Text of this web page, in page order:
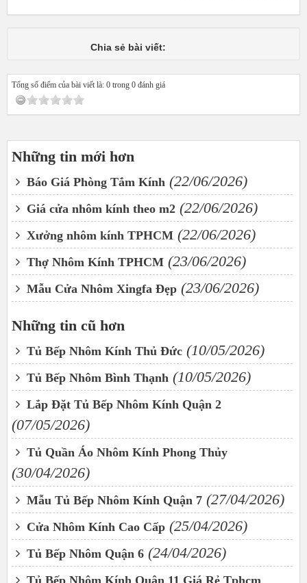
Chia sẻ bài viết:
Tổng số điểm của bài viết là: 0 trong 0 đánh giá
Những tin mới hơn
Báo Giá Phòng Tắm Kính (22/06/2026)
Giá cửa nhôm kính theo m2 (22/06/2026)
Xưởng nhôm kính TPHCM (22/06/2026)
Thợ Nhôm Kính TPHCM (23/06/2026)
Mẫu Cửa Nhôm Xingfa Đẹp (23/06/2026)
Những tin cũ hơn
Tủ Bếp Nhôm Kính Thủ Đức (10/05/2026)
Tủ Bếp Nhôm Bình Thạnh (10/05/2026)
Lắp Đặt Tủ Bếp Nhôm Kính Quận 2
(07/05/2026)
Tủ Quần Áo Nhôm Kính Phong Thủy
(30/04/2026)
Mẫu Tủ Bếp Nhôm Kính Quận 7 (27/04/2026)
Cửa Nhôm Kính Cao Cấp (25/04/2026)
Tủ Bếp Nhôm Quận 6 (24/04/2026)